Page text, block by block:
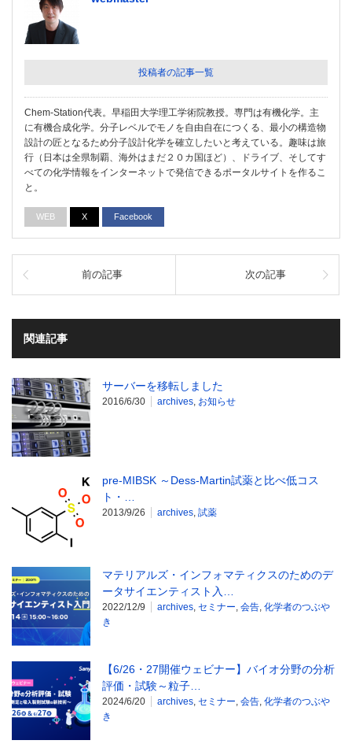
投稿者の記事一覧
Chem-Station代表。早稲田大学理工学術院教授。専門は有機化学。主
に有機合成化学。分子レベルでモノを自由自在につくる、最小の構造物
設計の匠となるため分子設計化学を確立したいと考えている。趣味は旅
行（日本は全県制覇、海外はまだ２０カ国ほど）、ドライブ、そしてす
べての化学情報をインターネットで発信できるポータルサイトを作るこ
と。
WEB X Facebook
前の記事 次の記事
関連記事
サーバーを移転しました
2016/6/30 archives, お知らせ
pre-MIBSK ～Dess-Martin試薬と比べ低コス
ト・…
2013/9/26 archives, 試薬
マテリアルズ・インフォマティクスのためのデ
ータサイエンティスト入…
2022/12/9 archives, セミナー, 会告, 化学者のつぶや
き
【6/26・27開催ウェビナー】バイオ分野の分析
評価・試験～粒子…
2024/6/20 archives, セミナー, 会告, 化学者のつぶや
き